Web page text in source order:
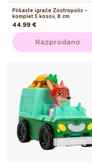
Plišaste igrače Zootropolis –
komplet 5 kosov, 8 cm
Redna
cena
44.99 €
Razprodano